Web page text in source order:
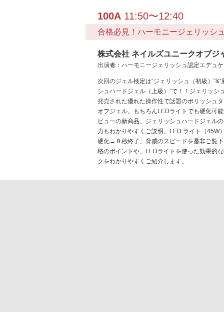
100A 11:50〜12:40
合格必見！ハーモニージェリッシ
株式会社 ネイルズユニークオブジ
出演者：ハーモニージェリッシュ認定エデュ
次回のジェル検定は“ジェリッシュ（初級）
シュハードジェル（上級）”で！！ジェリッシ
発売された優れた操作性で話題のポリッシュ
オフジェル。もちろんLEDライトでも硬化可
ビューの新商品、ジェリッシュハードジェル
力もわかりやすくご説明。LED ライト（45W
硬化→８秒終了、脅威のスピードを是非ご覧
格のポイントや、LEDライトを使った効果的
クをわかりやすくご紹介します。